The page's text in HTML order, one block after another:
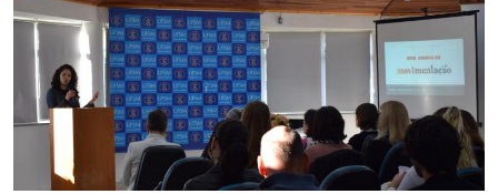
Secretaria de Governo
Gabinete de Segurança Institucional
Advocacia-Geral da União